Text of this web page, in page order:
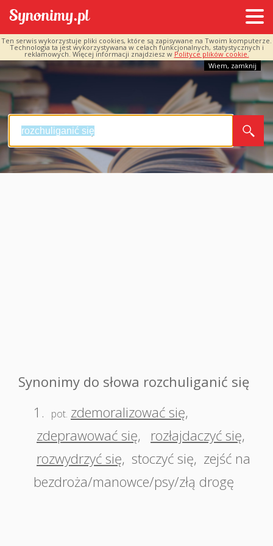
Ten serwis wykorzystuje pliki cookies, które są zapisywane na Twoim komputerze.
Technologia ta jest wykorzystywana w celach funkcjonalnych, statystycznych i
reklamowych. Więcej informacji znajdziesz w Polityce plików cookie.
Wiem, zamknij
Synonimy do słowa rozchuliganić się
1.
pot. zdemoralizować się,
zdeprawować się, rozłajdaczyć się,
rozwydrzyć się, stoczyć się, zejść na
bezdroża/manowce/psy/złą drogę